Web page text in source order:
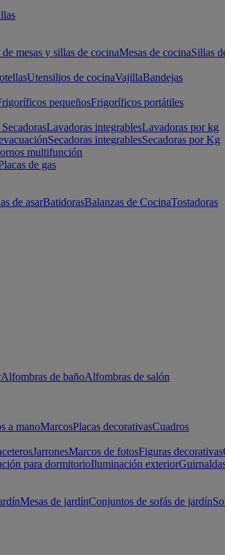
mesas y sillas de cocinaMesas de cocinaSillas
Utensilios de cocinaVajillaBandejas
pequeñosFrigoríficos portátiles
Lavadoras integrablesLavadoras por kg
Secadoras integrablesSecadoras por Kg
multifunción
de gas
de asarBatidorasBalanzas de CocinaTostadoras
Alfombras de bañoAlfombras de salón
a manoMarcosPlacas decorativasCuadros
JarronesMarcos de fotosFiguras decorativas
para dormitorioIluminación exterior
Mesas de jardínConjuntos de sofás de jardín